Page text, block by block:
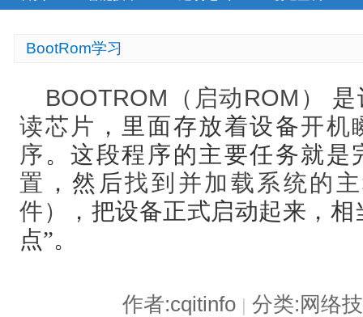
BootRom学习
BOOTROM（启动ROM）
是
读芯片 ，里面存放着设备开机
序 。这段程序的主要任务就是
置 ，然后找到并加载系统的
件）
，把设备正式启动起来，
点”。
作者:cqitinfo 分类:网络